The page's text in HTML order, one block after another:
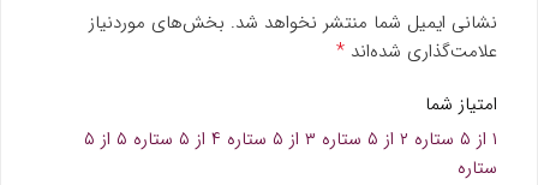
نشانی ایمیل شما منتشر نخواهد شد. بخش‌های موردنیاز
علامت‌گذاری شده‌اند *
امتیاز شما
۱ از ۵ ستاره
۲ از ۵ ستاره ۳ از ۵ ستاره ۴ از ۵ ستاره
۵ از ۵
ستاره